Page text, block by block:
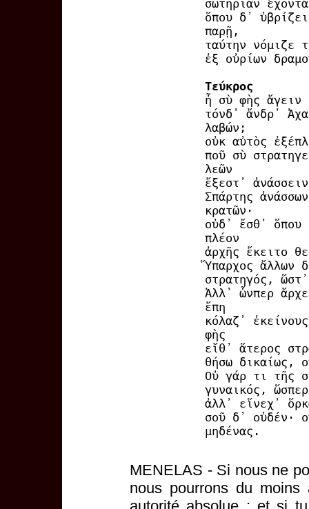
σωτηρίαν
ὅπου δ᾽
παρῇ,
ταύτην νόμιζε
ἐξ οὐρίων
Τεύκρος
ἦ σὺ φὴς ἄγειν
τόνδ᾽ ἄνδρ᾽
λαβών;
οὐκ αὐτὸς
ποῦ σὺ
λεῶν
ἔξεστ᾽
Σπάρτης
κρατῶν·
οὐδ᾽ ἔσθ᾽ ὅπου
πλέον
ἀρχῆς ἔκειτο
Ὕπαρχος ἄλλων
στρατηγός,
Ἀλλ᾽ ὧνπερ
ἔπη
κόλαζ᾽
φὴς
εἴθ᾽ ἅτερος
θήσω δικαίως,
Οὐ γάρ τι τῆς
γυναικός,
ἀλλ᾽ εἵνεχ᾽
σοῦ δ᾽ οὐδέν·
μηδένας.
MENELAS - Si nous ne
nous pourrons du